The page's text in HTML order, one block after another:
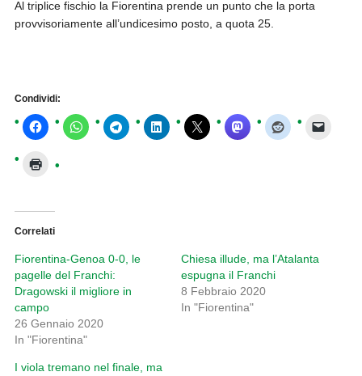
Al triplice fischio la Fiorentina prende un punto che la porta
provvisoriamente all’undicesimo posto, a quota 25.
Condividi:
Correlati
Fiorentina-Genoa 0-0, le
pagelle del Franchi:
Dragowski il migliore in
campo
26 Gennaio 2020
In "Fiorentina"
Chiesa illude, ma l’Atalanta
espugna il Franchi
8 Febbraio 2020
In "Fiorentina"
I viola tremano nel finale, ma